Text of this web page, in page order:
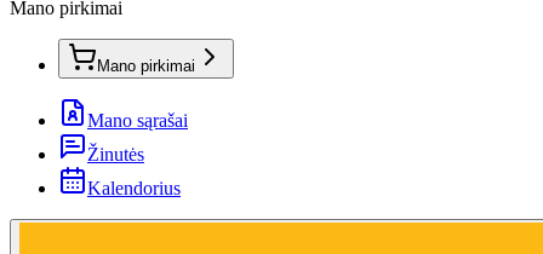
Mano pirkimai
Mano pirkimai
Mano sąrašai
Žinutės
Kalendorius